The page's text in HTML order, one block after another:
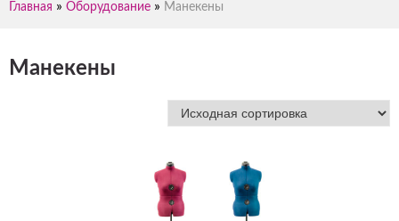
Главная » Оборудование » Манекены
Манекены